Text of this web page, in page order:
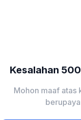
Kesalahan
Mohon maaf atas